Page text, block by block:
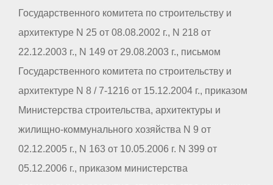
Государственного комитета по строительству и
архитектуре N 25 от 08.08.2002 г., N 218 от
22.12.2003 г., N 149 от 29.08.2003 г., письмом
Государственного комитета по строительству и
архитектуре N 8 / 7-1216 от 15.12.2004 г., приказом
Министерства строительства, архитектуры и
жилищно-коммунального хозяйства N 9 от
02.12.2005 г., N 163 от 10.05.2006 г. N 399 от
05.12.2006 г., приказом министерства